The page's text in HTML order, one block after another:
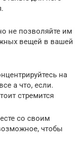
не позволяйте им
вещей в вашей
на
а что, если.
стремится
со своим
чтобы